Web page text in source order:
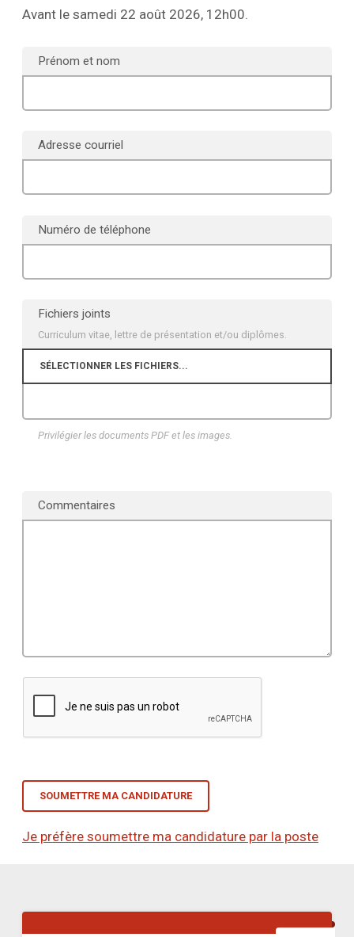
Avant le samedi 22 août 2026, 12h00.
Prénom et nom
Adresse courriel
Numéro de téléphone
Fichiers joints
Curriculum vitae, lettre de présentation et/ou diplômes.
Privilégier les documents PDF et les images.
Commentaires
Je préfère soumettre ma candidature par la poste